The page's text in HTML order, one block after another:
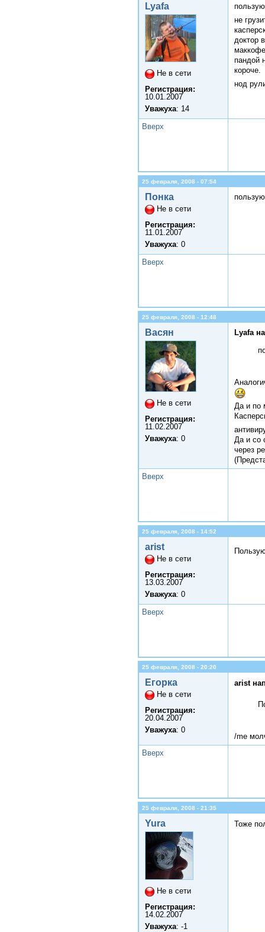
Lyafa
Не в сети
Регистрация:
10.01.2007
Уважуха: 14
не
доктор
пандой
короче.
нод
Вверх
25 февраля, 2008 - 07:54
Понка
Не в сети
Регистрация:
11.01.2007
Уважуха: 0
Вверх
25 февраля, 2008 - 12:48
Васян
Не в сети
Регистрация:
11.02.2007
Уважуха: 0
Lyafa
Да и по
Да и со
через
Вверх
25 февраля, 2008 - 14:52
arist
Не в сети
Регистрация:
13.03.2007
Уважуха: 0
Вверх
25 февраля, 2008 - 20:20
Егорка
Не в сети
Регистрация:
20.04.2007
Уважуха: 0
arist
/me
Вверх
25 февраля, 2008 - 21:35
Yura
Не в сети
Регистрация:
14.02.2007
Уважуха: -1
Тоже